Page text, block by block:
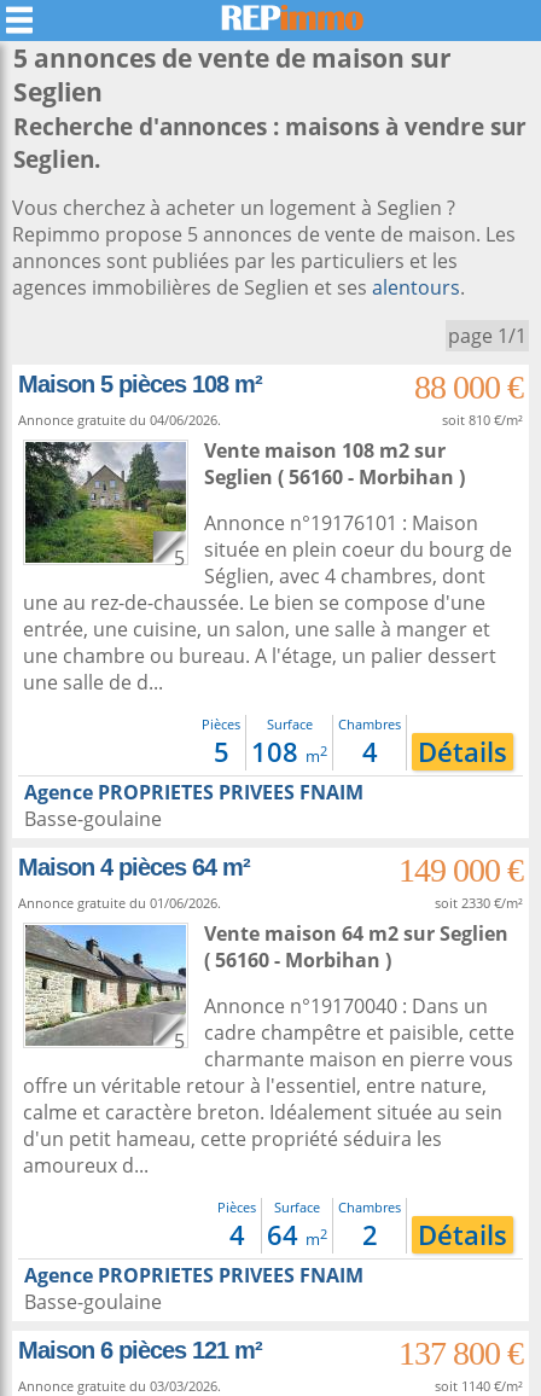
5 annonces de vente de maison sur
Seglien
Recherche d'annonces : maisons à vendre sur
Seglien.
Vous cherchez à acheter un logement à Seglien ?
Repimmo propose 5 annonces de vente de maison. Les
annonces sont publiées par les particuliers et les
agences immobilières de Seglien et ses alentours.
page 1/1
Maison 5 pièces 108 m²
88 000 €
Annonce gratuite du 04/06/2026. soit 810 €/m²
5
Vente maison 108 m2sur
Seglien ( 56160 - Morbihan )
Annonce n°19176101 : Maison
située en plein coeur du bourg de
Séglien, avec 4 chambres, dont
une au rez-de-chaussée. Le bien se compose d'une
entrée, une cuisine, un salon, une salle à manger et
une chambre ou bureau. A l'étage, un palier dessert
une salle de d...
Pièces
5
Surface
108 m2
Chambres
4 Détails
Agence PROPRIETES PRIVEES FNAIM
Basse-goulaine
Maison 4 pièces 64 m²
149 000 €
Annonce gratuite du 01/06/2026. soit 2330 €/m²
5
Vente maison 64 m2surSeglien
( 56160 - Morbihan )
Annonce n°19170040 : Dans un
cadre champêtre et paisible, cette
charmante maison en pierre vous
offre un véritable retour à l'essentiel, entre nature,
calme et caractère breton. Idéalement située au sein
d'un petit hameau, cette propriété séduira les
amoureux d...
Pièces
4
Surface
64 m2
Chambres
2 Détails
Agence PROPRIETES PRIVEES FNAIM
Basse-goulaine
Maison 6 pièces 121 m²
137 800 €
Annonce gratuite du 03/03/2026. soit 1140 €/m²